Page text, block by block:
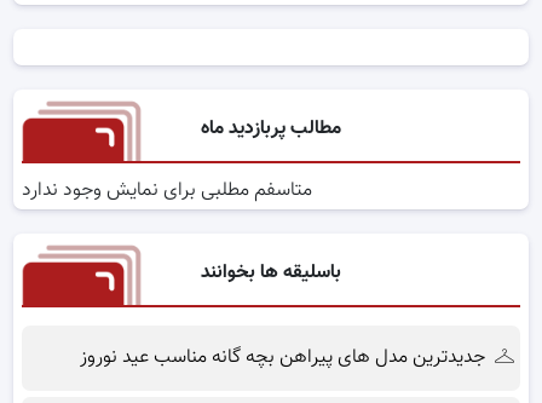
مطالب پربازدید ماه
متاسفم مطلبی برای نمایش وجود ندارد
باسلیقه ها بخوانند
جدیدترین مدل های پیراهن بچه گانه مناسب عید نوروز